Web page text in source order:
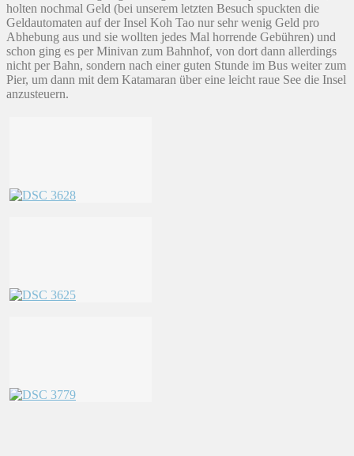
holten nochmal Geld (bei unserem letzten Besuch spuckten die
Geldautomaten auf der Insel Koh Tao nur sehr wenig Geld pro
Abhebung aus und sie wollten jedes Mal horrende Gebühren) und
schon ging es per Minivan zum Bahnhof, von dort dann allerdings
nicht per Bahn, sondern nach einer guten Stunde im Bus weiter zum
Pier, um dann mit dem Katamaran über eine leicht raue See die Insel
anzusteuern.